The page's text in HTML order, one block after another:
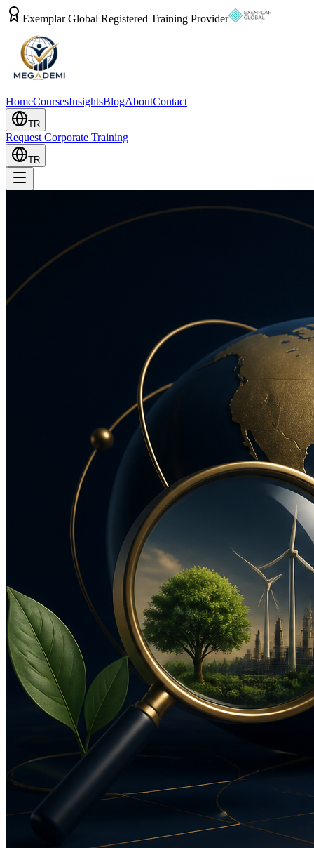
Exemplar Global Registered Training Provider
HomeCoursesInsightsBlogAboutContact
TR
Request Corporate Training
TR